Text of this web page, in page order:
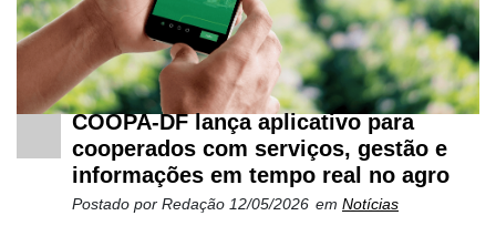
COOPA-DF lança aplicativo para
cooperados com serviços, gestão e
informações em tempo real no agro
Postado por Redação 12/05/2026 em Notícias